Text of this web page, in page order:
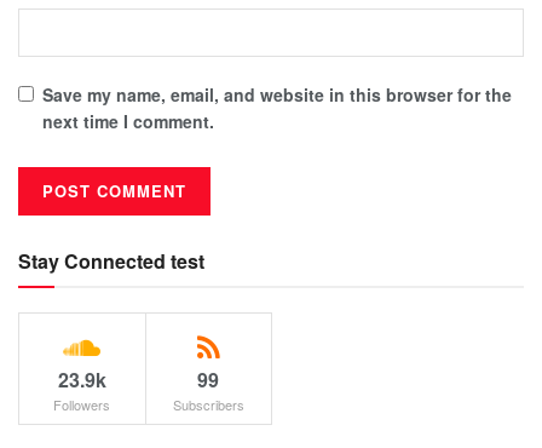
Save my name, email, and website in this browser for the
next time I comment.
Stay Connected test
23.9k
Followers
99
Subscribers